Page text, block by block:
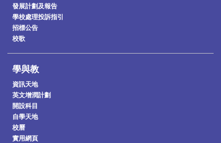
發展計劃及報告
學校處理投訴指引
招標公告
校歌
學與教
資訊天地
英文增潤計劃
開設科目
自學天地
校曆
實用網頁